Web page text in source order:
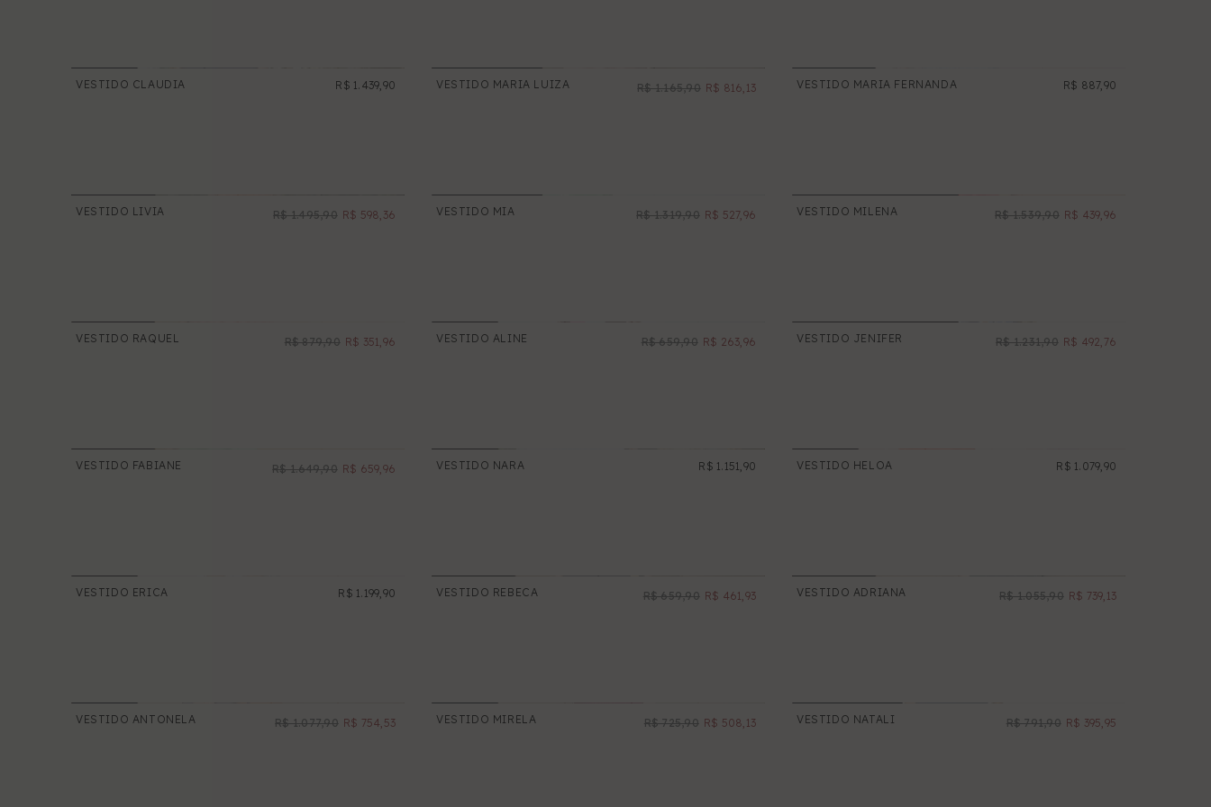
galley of type and scrambled it to make
a type specimen book.
VESTIDO CLAUDIA R$ 1.439,90 PROMOÇÃO
VESTIDO MARIA LUIZA R$ 1.165,90 R$ 816,13 VESTIDO MARIA FERNANDA R$ 887,90
NOVO
VESTIDO LIVIA R$ 1.495,90 R$ 598,36 NOVO
VESTIDO MIA R$ 1.319,90 R$ 527,96 NOVO
VESTIDO MILENA R$ 1.539,90 R$ 439,96
NOVO
VESTIDO RAQUEL R$ 879,90 R$ 351,96 NOVO
VESTIDO ALINE R$ 659,90 R$ 263,96 NOVO
VESTIDO JENIFER R$ 1.231,90 R$ 492,76
NOVO
VESTIDO FABIANE R$ 1.649,90 R$ 659,96 NOVO
VESTIDO NARA R$ 1.151,90 NOVO
VESTIDO HELOA R$ 1.079,90
VESTIDO ERICA R$ 1.199,90 PROMOÇÃO
VESTIDO REBECA R$ 659,90 R$ 461,93 PROMOÇÃO
VESTIDO ADRIANA R$ 1.055,90 R$ 739,13
PROMOÇÃO
VESTIDO ANTONELA R$ 1.077,90 R$ 754,53 PROMOÇÃO
VESTIDO MIRELA R$ 725,90 R$ 508,13 PROMOÇÃO
VESTIDO NATALI R$ 791,90 R$ 395,95